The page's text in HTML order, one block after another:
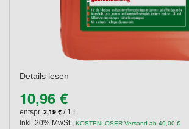
Details lesen
10,96 €
entspr. 2,19 € / 1 L
Inkl. 20% MwSt., KOSTENLOSER Versand ab 49,00 €